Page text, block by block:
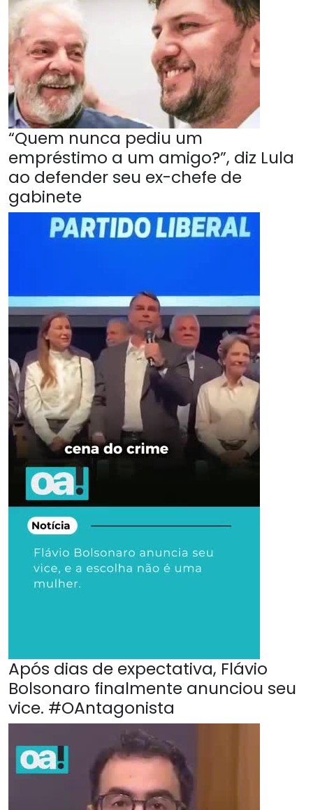
“Quem nunca pediu um
empréstimo a um amigo?”, diz Lula
ao defender seu ex-chefe de
gabinete
Após dias de expectativa, Flávio
Bolsonaro finalmente anunciou seu
vice. #OAntagonista